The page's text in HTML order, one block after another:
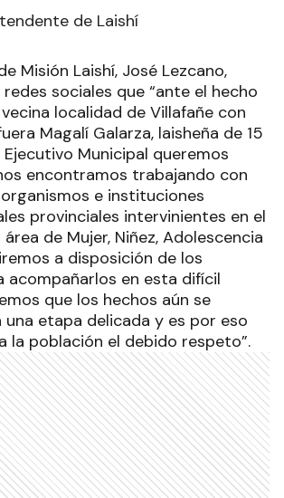
de Laishí
Misión Laishí, José Lezcano,
sociales que “ante el hecho
localidad de Villafañe con
Magalí Galarza, laisheña de 15
Ejecutivo Municipal queremos
encontramos trabajando con
e instituciones
provinciales intervinientes en el
de Mujer, Niñez, Adolescencia
a disposición de los
acompañarlos en esta difícil
que los hechos aún se
una etapa delicada y es por eso
la población el debido respeto”.